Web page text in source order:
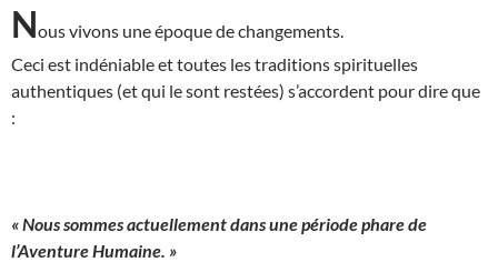
Nous vivons une époque de changements.
Ceci est indéniable et toutes les traditions spirituelles
authentiques (et qui le sont restées) s’accordent pour dire que
:
« Nous sommes actuellement dans une période phare de
l’Aventure Humaine. »